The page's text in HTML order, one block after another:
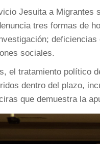
Jesuita a Migrantes
tres formas de
sociales.
el tratamiento político
dentro del plazo,
que demuestra la